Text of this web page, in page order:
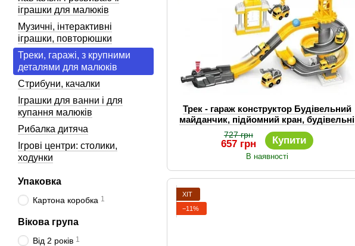
Трек - гараж конструктор Будівельний
майданчик, підйомний кран, будівельні
машинки
727 грн
657 грн Купити
В наявності
ХІТ
−11%
іграшки для малюків
Музичні, інтерактивні
іграшки, повторюшки
Треки, гаражі, з крупними
деталями для малюків
Стрибуни, качалки
Іграшки для ванни і для
купання малюків
Рибалка дитяча
Ігрові центри: столики,
ходунки
Упаковка
Картона коробка 1
Вікова група
Від 2 років 1